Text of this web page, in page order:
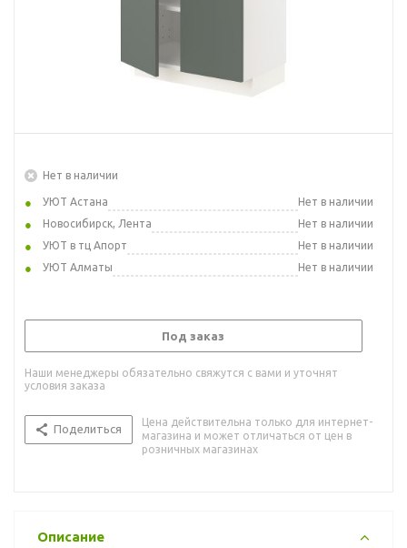
Нет в наличии
УЮТ Астана
Нет в наличии
Новосибирск, Лента
Нет в наличии
УЮТ в тц Апорт
Нет в наличии
УЮТ Алматы
Нет в наличии
Под заказ
Наши менеджеры обязательно свяжутся с вами и уточнят
условия заказа
Поделиться
Цена действительна только для интернет-
магазина и может отличаться от цен в
розничных магазинах
Описание